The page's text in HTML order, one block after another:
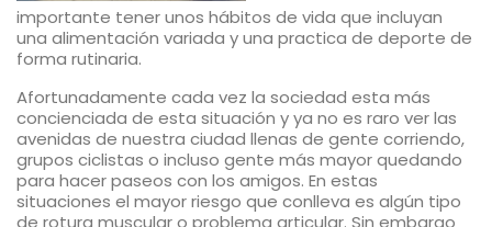
importante tener unos hábitos de vida que incluyan
una alimentación variada y una practica de deporte de
forma rutinaria.
Afortunadamente cada vez la sociedad esta más
concienciada de esta situación y ya no es raro ver las
avenidas de nuestra ciudad llenas de gente corriendo,
grupos ciclistas o incluso gente más mayor quedando
para hacer paseos con los amigos. En estas
situaciones el mayor riesgo que conlleva es algún tipo
de rotura muscular o problema articular. Sin embargo